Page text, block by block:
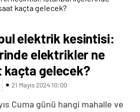
elektrik kesintisi:
elektrikler ne
kaçta gelecek?
21 Mayıs 2024 10:00
Cuma günü hangi mahalle ve